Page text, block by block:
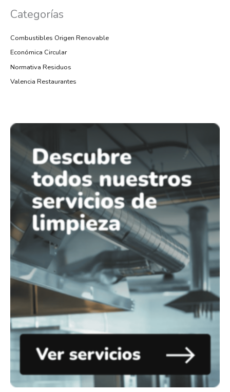
Categorías
Combustibles Origen Renovable
Económica Circular
Normativa Residuos
Valencia Restaurantes